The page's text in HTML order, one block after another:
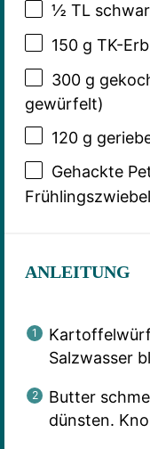
½ TL
150 g TK-
300 g
gewürfelt)
120 g
Gehackte
ANLEITUNG
Salzwasser
Butter
dünsten.